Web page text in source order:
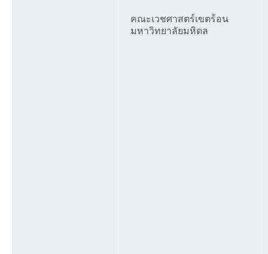
คณะเวชศาสตร์เขตร้อน
มหาวิทยาลัยมหิดล